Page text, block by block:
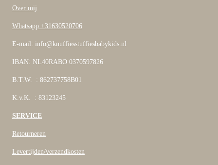
Over mij
Whatsapp +31630520706
E-mail: info@knuffiesstuffiesbabykids.nl
IBAN: NL40RABO 0370597826
B.T.W. : 862737758B01
K.v.K. : 83123245
SERVICE
Retourneren
Levertijden/verzendkosten